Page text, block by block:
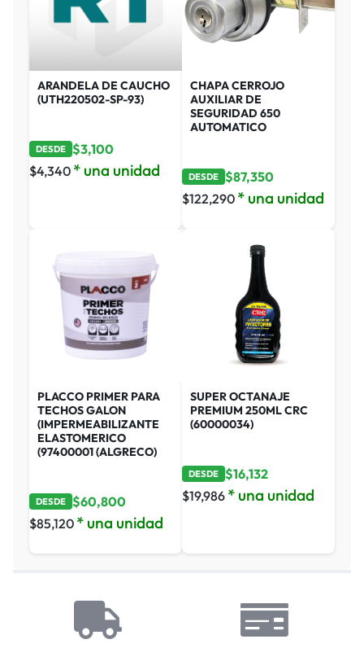
ARANDELA DE CAUCHO
(UTH220502-SP-93)
DESDE $3,100
$4,340 * una unidad
CHAPA CERROJO
AUXILIAR DE
SEGURIDAD 650
AUTOMATICO
DESDE $87,350
$122,290 * una unidad
PLACCO PRIMER PARA
TECHOS GALON
(IMPERMEABILIZANTE
ELASTOMERICO
(97400001 (ALGRECO)
DESDE $60,800
$85,120 * una unidad
SUPER OCTANAJE
PREMIUM 250ML CRC
(60000034)
DESDE $16,132
$19,986 * una unidad